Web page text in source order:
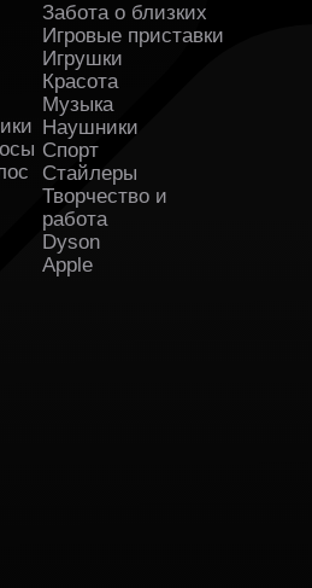
Забота о близких
Игровые приставки
Игрушки
Красота
Музыка
Наушники
Спорт
Стайлеры
Творчество и
работа
Dyson
Apple